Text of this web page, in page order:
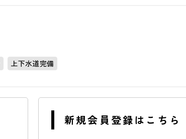
上下水道完備
新規会員登録はこちら